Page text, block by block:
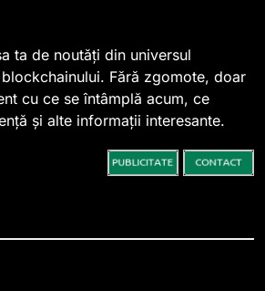
spre o depășire a pragului de
0,000005 dolari
STIRI
Regulamentul MiCA privind
serviciile crypto, obligatoriu de
la 1 iulie în România
Pariuri cu plata în crypto:
ta de noutăți din universul
Fără zgomote, doar
cu ce se întâmplă acum, ce
și alte informații interesante.